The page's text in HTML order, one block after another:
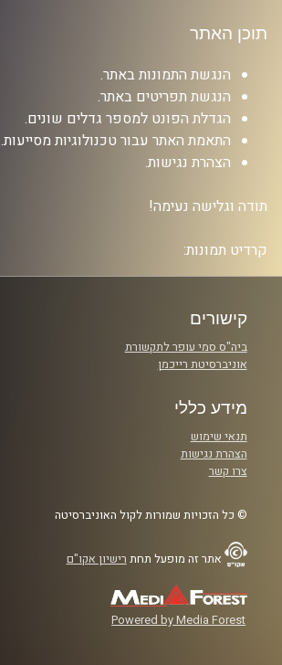
תוכן האתר
הנגשת התמונות באתר.
הנגשת תפריטים באתר.
הגדלת הפונט למספר גדלים שונים.
התאמת האתר עבור טכנולוגיות מסייעות.
הצהרת נגישות.
תודה וגלישה נעימה!
קרדיט תמונות:
קישורים
ביה"ס סמי עופר לתקשורת
אוניברסיטת רייכמן
מידע כללי
תנאי שימוש
הצהרת נגישות
צרו קשר
© כל הזכויות שמורות לקול האוניברסיטה
אתר זה מופעל תחת רישיון אקו"ם
Powered by Media Forest